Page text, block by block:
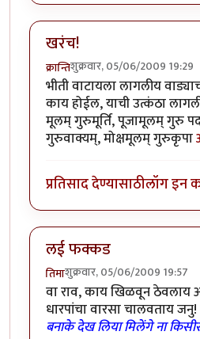
खरंच!
क्रान्तिशुक्रवार, 05/06/2009 19:29
भीती वाटायला लागलीय
काय होईल, याची उत्कंठा
मूलम् गुरुमूर्ति, पूजामूलम् गुरु
गुरुवाक्यम्, मोक्षमूलम् गुरुकृपा
प्रतिसाद देण्यासाठीलॉग इन
लई फक्कड
तिमाशुक्रवार, 05/06/2009 19:57
वा राव, काय खिळवून ठेवलाय
धारपांचा वारसा चालवताय जनु!
बनाके देख लिया मिलेंगे ना